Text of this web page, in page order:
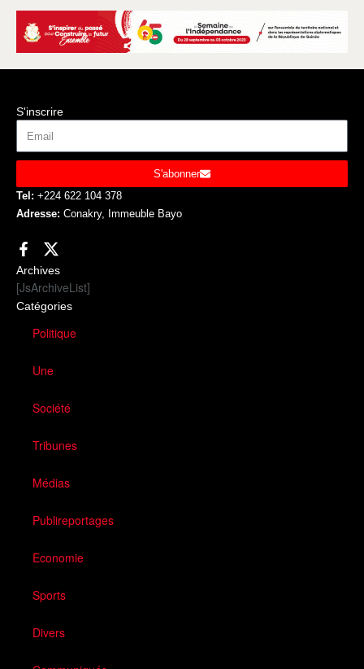
Catégories
Politique
Une
Société
Tribunes
Médias
Publireportages
Economie
Sports
Divers
Archives
[JsArchiveList]
S'inscrire
S'abonner
Tel: +224 622 104 378
Adresse: Conakry, Immeuble Bayo